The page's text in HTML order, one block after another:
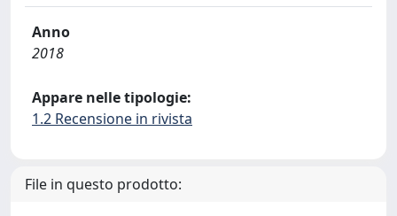
Anno
2018
Appare nelle tipologie:
1.2 Recensione in rivista
File in questo prodotto: